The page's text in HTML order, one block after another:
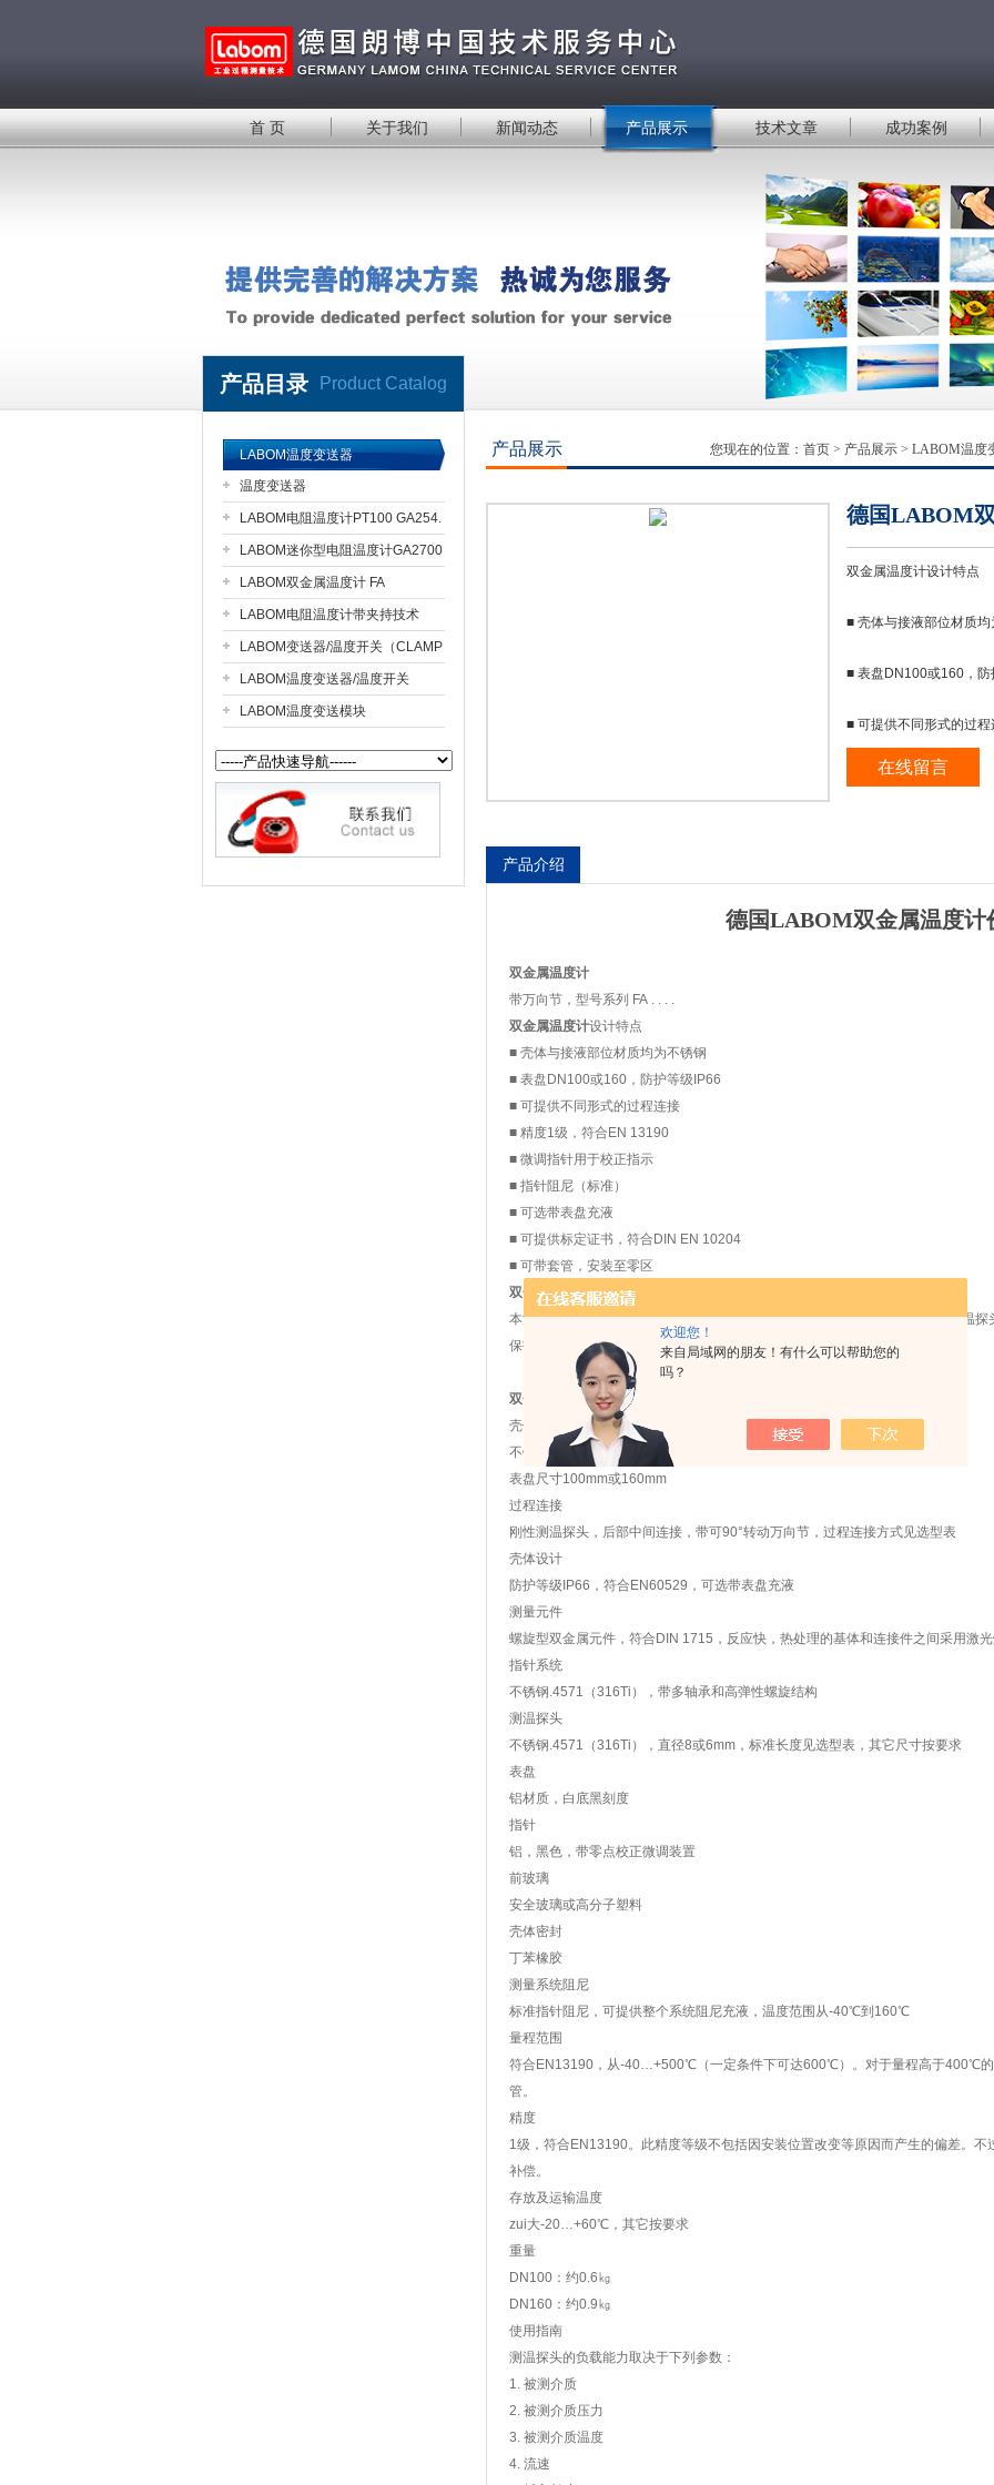
欢迎您！
来自局域网的朋友！有什么可以帮助您的
吗？
公司名称
首 页 关于我们 新闻动态 产品展示 技术文章 成功案例
产品目录 Product Catalog
LABOM温度变送器
温度变送器
LABOM电阻温度计PT100 GA254.
LABOM迷你型电阻温度计GA2700
LABOM双金属温度计 FA
LABOM电阻温度计带夹持技术
（CLAMP ON）GA2610
LABOM变送器/温度开关（CLAMP
ON）GS2610
LABOM温度变送器/温度开关
GS2700
LABOM温度变送模块
产品展示 您现在的位置： 首页 > 产品展示 > LABOM温度
德国LABOM
双金属温度计设计特点
■ 壳体与接液部位材质
■ 表盘DN100或160，防
■ 可提供不同形式的过程
■ 精度1级，符合EN
在线留言
产品介绍
德国LABOM双金属温度计
双金属温度计
带万向节，型号系列 FA . . . .
双金属温度计设计特点
■ 壳体与接液部位材质均为不锈钢
■ 表盘 DN100或160 ，防护等级 IP66
■ 可提供不同形式的过程连接
■ 精度1级，符合 EN 13190
■ 微调指针用于校正指示
■ 指针阻尼（标准）
■ 可选带表盘充液
■ 可提供标定证书，符合 DIN EN 10204
■ 可带套管，安装至零区
双金属温度计应用
本温度计适合用于户外和腐蚀性环境。也可提供液体阻尼用于震动条件下。测温
保护管，详见样本T5
双金属温度计技术数据
壳体
不锈钢材质
No. 1.4301 304
表盘尺寸100mm或160mm
过程连接
刚性测温探头，后部中间连接，带可90°转动万向节，过程连接方式见选型表
壳体设计
防护等级 IP66 ，符合 EN60529 ，可选带表盘充液
测量元件
螺旋型双金属元件，符合 DIN 1715 ，反应快，热处理的基体和连接件之间采用激
指针系统
不锈钢.4571 （316Ti ），带多轴承和高弹性螺旋结构
测温探头
不锈钢.4571 （316Ti ），直径8或6mm ，标准长度见选型表，其它尺寸按要求
表盘
铝材质，白底黑刻度
指针
铝，黑色，带零点校正微调装置
前玻璃
安全玻璃或高分子塑料
壳体密封
丁苯橡胶
测量系统阻尼
标准指针阻尼，可提供整个系统阻尼充液，温度范围从-40℃到 160℃
量程范围
符合 EN13190 ，从-40…+500℃ （一定条件下可达600℃）。对于量程高于400℃
管。
精度
1级，符合 EN13190。此精度等级不包括因安装位置改变等原因而产生的偏差。
补偿。
存放及运输温度
zui大-20…+60℃ ，其它按要求
重量
DN100 ：约0.6 ㎏
DN160 ：约0.9 ㎏
使用指南
测温探头的负载能力取决于下列参数：
1. 被测介质
2. 被测介质压力
3. 被测介质温度
4. 流速